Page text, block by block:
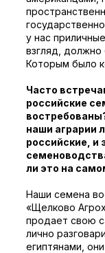
у нас
взгляд,
Которым было
Часто
российские
наши аграрии
российские, и
ли это на
Наши семена
«Щелково
продает свою
лично
египтянами,